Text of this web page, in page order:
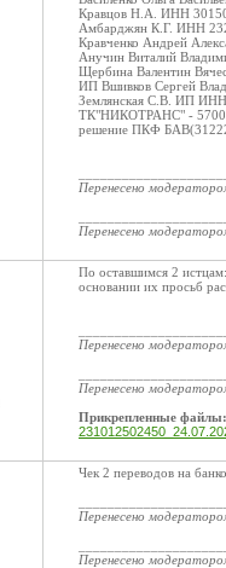
Кравцов Н.А. ИНН
Амбарджян К.Г. ИНН
Кравченко Андрей
Анучин Виталий
Щербина Валентин
ИП Вшивков Сергей
Землянская С.В. ИП
ТК"НИКОТРАНС" - 57000
решение ПКФ
Перенесено
Перенесено
По оставшимся 2
основании их просьб
Перенесено
Перенесено
Прикрепленные файлы:
Чек 2 переводов на
Перенесено
Перенесено